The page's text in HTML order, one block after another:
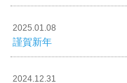
2025.01.08
謹賀新年
2024.12.31